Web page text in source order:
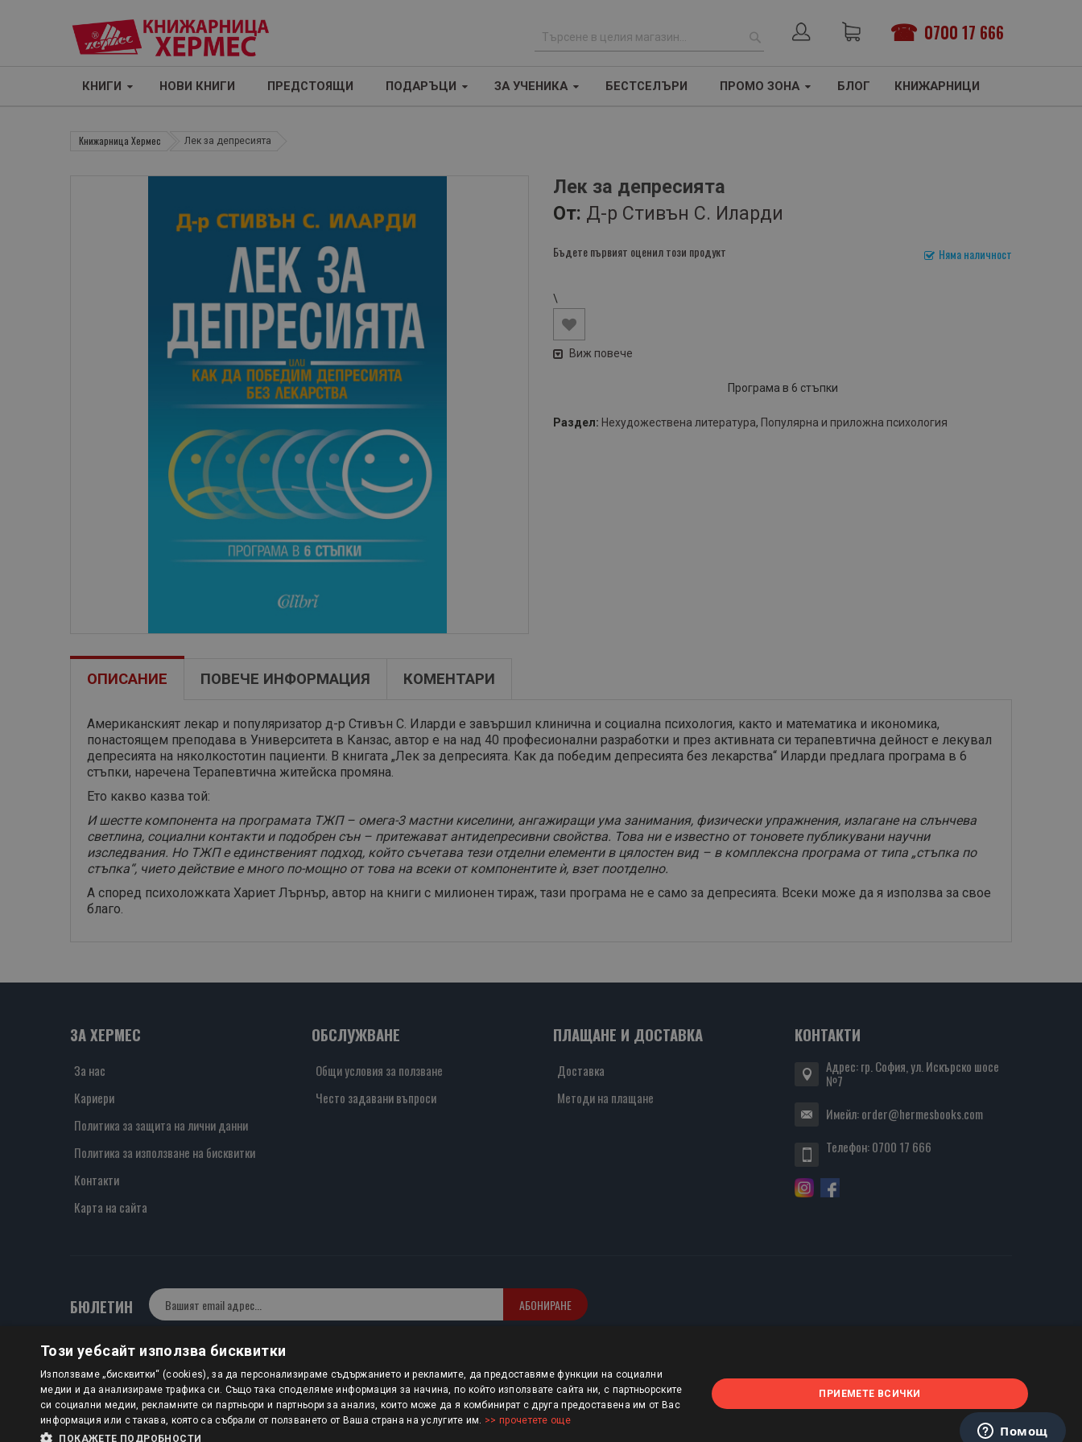
0700 17 666
р
ТЪРСЕНЕ
КНИГИ НОВИ КНИГИ ПРЕДСТОЯЩИ ПОДАРЪЦИ ЗА УЧЕНИКА БЕСТСЕЛЪРИ ПРОМО ЗОНА БЛОГ КНИЖАРНИЦИ
Книжарница Хермес Лек за депресията
Лек за депресията
От: Д-р Стивън С. Иларди
Няма наличност
Бъдете първият оценил този продукт
\
Виж повече
Програма в 6 стъпки
Раздел: Нехудожествена литература, Популярна и приложна психология
ОПИСАНИЕ ПОВЕЧЕ ИНФОРМАЦИЯ КОМЕНТАРИ
Американският лекар и популяризатор д-р Стивън С. Иларди е завършил клинична и социална психология, както и математика и икономика,
понастоящем преподава в Университета в Канзас, автор е на над 40 професионални разработки и през активната си терапевтична дейност е лекувал
депресията на няколкостотин пациенти. В книгата „Лек за депресията. Как да победим депресията без лекарства“ Иларди предлага програма в 6
стъпки, наречена Терапевтична житейска промяна.
Ето какво казва той:
И шестте компонента на програмата ТЖП – омега-3 мастни киселини, ангажиращи ума занимания, физически упражнения, излагане на слънчева
светлина, социални контакти и подобрен сън – притежават антидепресивни свойства. Това ни е известно от тоновете публикувани научни
изследвания. Но ТЖП е единственият подход, който съчетава тези отделни елементи в цялостен вид – в комплексна програма от типа „стъпка по
стъпка“, чието действие е много по-мощно от това на всеки от компонентите ѝ, взет поотделно.
А според психоложката Хариет Лърнър, автор на книги с милионен тираж, тази програма не е само за депресията. Всеки може да я използва за свое
благо.
ЗА ХЕРМЕС
За нас
Кариери
Политика за защита на лични данни
Политика за използване на бисквитки
Контакти
Карта на сайта
ОБСЛУЖВАНЕ
Общи условия за ползване
Често задавани въпроси
ПЛАЩАНЕ И ДОСТАВКА
Доставка
Методи на плащане
КОНТАКТИ
Адрес: гр. София, ул. Искърско шосе
№7
Имейл:order@hermesbooks.com
Телефон:0700 17 666
БЮЛЕТИН АБОНИРАНЕ
Авторско право © 2025 HERMESBOOKS.BG
1 EUR = 1.95583 BGN
Този уебсайт използва бисквитки
Използваме „бисквитки“ (cookies), за да персонализираме съдържанието и рекламите, да предоставяме функции на социални
медии и да анализираме трафика си. Също така споделяме информация за начина, по който използвате сайта ни, с партньорските
си социални медии, рекламните си партньори и партньори за анализ, които може да я комбинират с друга предоставена им от Вас
информация или с такава, която са събрали от ползването от Ваша страна на услугите им. >> прочетете още
ПОКАЖЕТЕ ПОДРОБНОСТИ
ПРИЕМЕТЕ ВСИЧКИ